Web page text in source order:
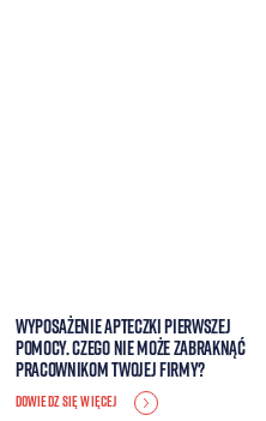
Wyposażenie apteczki pierwszej
pomocy. Czego nie może zabraknąć
pracownikom Twojej firmy?
DOWIEDZ SIĘ WIĘCEJ